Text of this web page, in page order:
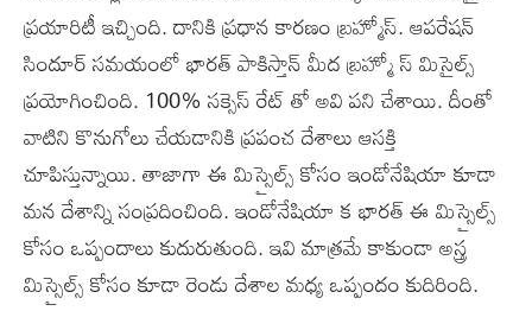
ప్రయారిటీ ఇచ్చింది. దానికి ప్రధాన కారణం బ్రహ్మోస్. ఆపరేషన్
సిందూర్ సమయంలో భారత్ పాకిస్తాన్ మీద బ్రహ్మో స్ మిసైల్స్
ప్రయోగించింది. 100% సక్సెస్ రేట్ తో అవి పని చేశాయి. దీంతో
వాటిని కొనుగోలు చేయడానికి ప్రపంచ దేశాలు ఆసక్తి
చూపిస్తున్నాయి. తాజాగా ఈ మిస్సైల్స్ కోసం ఇండోనేషియా కూడా
మన దేశాన్ని సంప్రదించింది. ఇండోనేషియా క భారత్ ఈ మిస్సైల్స్
కోసం ఒప్పందాలు కుదురుతుంది. ఇవి మాత్రమే కాకుండా అస్త్ర
మిస్సైల్స్ కోసం కూడా రెండు దేశాల మధ్య ఒప్పందం కుదిరింది.